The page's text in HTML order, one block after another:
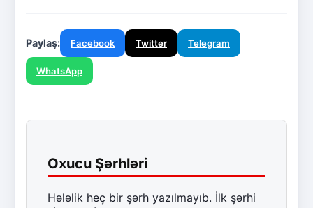
Paylaş: Facebook Twitter Telegram
WhatsApp
Oxucu Şərhləri
Hələlik heç bir şərh yazılmayıb. İlk şərhi